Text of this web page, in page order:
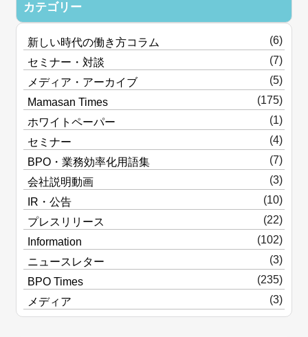
カテゴリー
新しい時代の働き方コラム
(6)
セミナー・対談
(7)
メディア・アーカイブ
(5)
Mamasan Times
(175)
ホワイトペーパー
(1)
セミナー
(4)
BPO・業務効率化用語集
(7)
会社説明動画
(3)
IR・公告
(10)
プレスリリース
(22)
Information
(102)
ニュースレター
(3)
BPO Times
(235)
メディア
(3)